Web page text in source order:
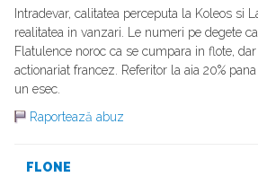
Intradevar, calitatea perceputa la Koleos si
realitatea in vanzari. Le numeri pe degete
Flatulence noroc ca se cumpara in flote,
actionariat francez. Referitor la aia 20%
un esec.
Raportează abuz
FLONE